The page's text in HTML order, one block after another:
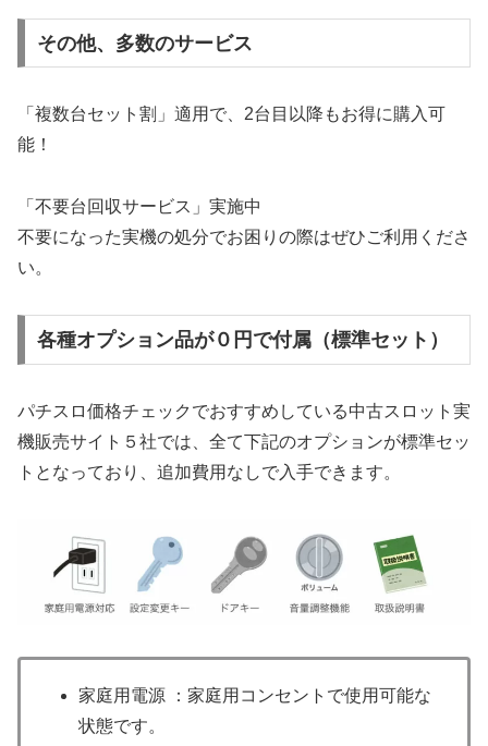
その他、多数のサービス
「複数台セット割」適用で、2台目以降もお得に購入可
能！
「不要台回収サービス」実施中
不要になった実機の処分でお困りの際はぜひご利用くださ
い。
各種オプション品が０円で付属（標準セット）
パチスロ価格チェックでおすすめしている中古スロット実
機販売サイト５社では、全て下記のオプションが標準セッ
トとなっており、追加費用なしで入手できます。
家庭用電源 ：家庭用コンセントで使用可能な
状態です。